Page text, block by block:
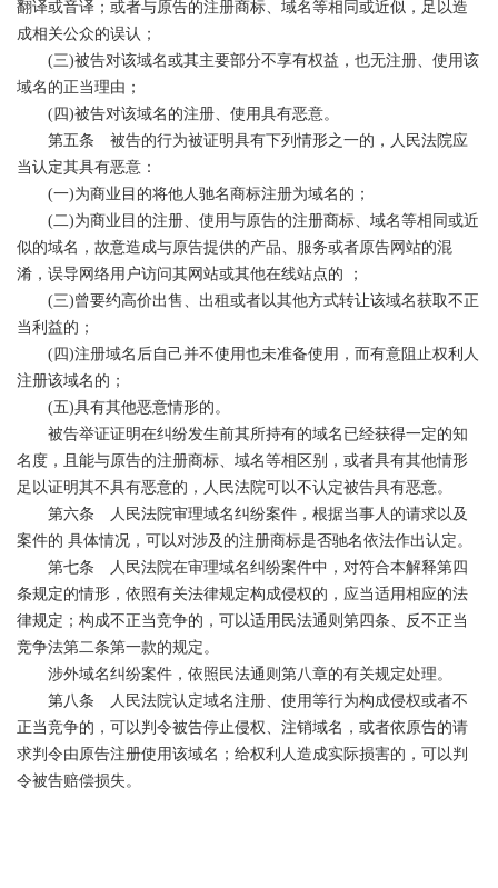
翻译或音译；或者与原告的注册商标、域名等相同或近似，足以造
成相关公众的误认；
(三)被告对该域名或其主要部分不享有权益，也无注册、使用该
域名的正当理由；
(四)被告对该域名的注册、使用具有恶意。
第五条 被告的行为被证明具有下列情形之一的，人民法院应
当认定其具有恶意：
(一)为商业目的将他人驰名商标注册为域名的；
(二)为商业目的注册、使用与原告的注册商标、域名等相同或近
似的域名，故意造成与原告提供的产品、服务或者原告网站的混
淆，误导网络用户访问其网站或其他在线站点的
；
(三)曾要约高价出售、出租或者以其他方式转让该域名获取不正
当利益的；
(四)注册域名后自己并不使用也未准备使用，而有意阻止权利人
注册该域名的；
(五)具有其他恶意情形的。
被告举证证明在纠纷发生前其所持有的域名已经获得一定的知
名度，且能与原告的注册商标、域名等相区别，或者具有其他情形
足以证明其不具有恶意的，人民法院可以不认定被告具有恶意。
第六条 人民法院审理域名纠纷案件，根据当事人的请求以及
案件的 具体情况，可以对涉及的注册商标是否驰名依法作出认定。
第七条 人民法院在审理域名纠纷案件中，对符合本解释第四
条规定的情形，依照有关法律规定构成侵权的，应当适用相应的法
律规定；构成不正当竞争的，可以适用 民法通则 第四条
反不正当
竞争法第二条第一款的规定。
涉外域名纠纷案件，依照 民法通则 第八章的有关规定处理。
第八条 人民法院认定域名注册、使用等行为构成侵权或者不
正当竞争的，可以判令被告停止侵权、注销域名，或者依原告的请
求判令由原告注册使用该域名；给权利人造成实际损害的，可以判
令被告赔偿损失。